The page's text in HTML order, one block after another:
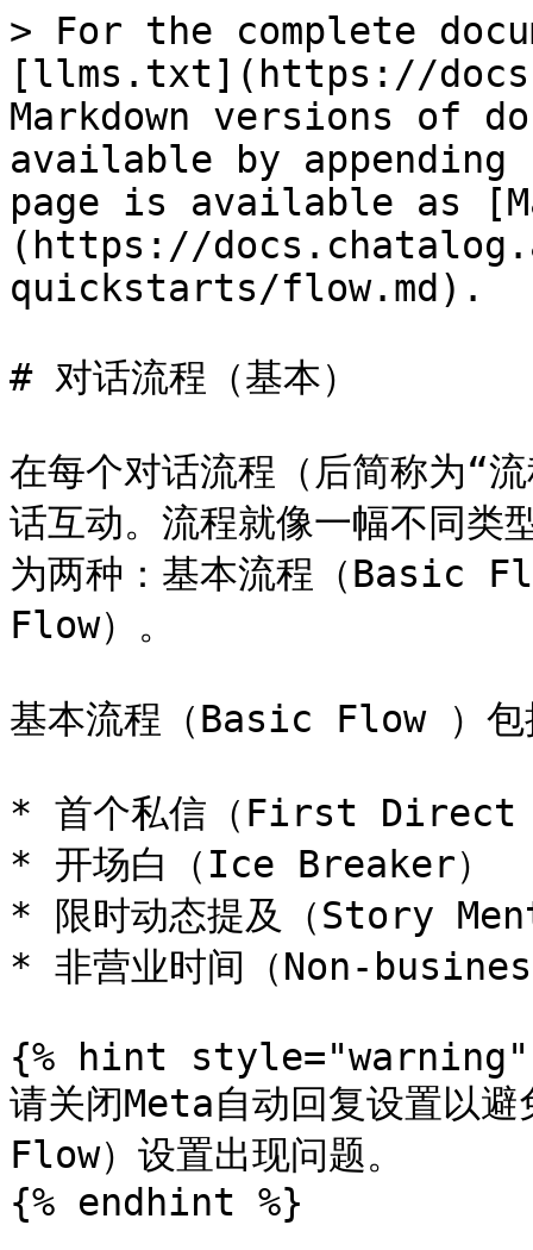
> For the complete
[llms.txt](https://
Markdown versions of
available by
page is available as
(https://
quickstarts/flow.md).
# 对话流程（基本）
在每个对话流程（后简称为“
话互动。流程就像一幅不同类
为两种：基本流程（Basic
Flow）。
基本流程（Basic Flow ）包
* 首个私信（First Direct
* 开场白（Ice Breaker）
* 限时动态提及（Story
* 非营业时间（Non-
{% hint style="warning"
请关闭Meta自动回复设置以
Flow）设置出现问题。
{% endhint %}